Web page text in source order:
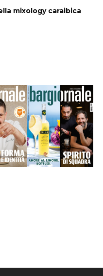
mixology caraibica